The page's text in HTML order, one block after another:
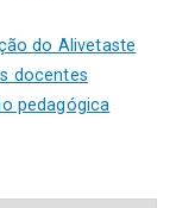
do Alivetaste
docentes
pedagógica